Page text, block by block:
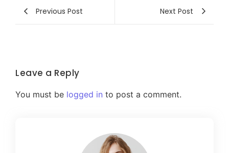
Previous Post Next Post
Leave a Reply
You must be logged in to post a comment.